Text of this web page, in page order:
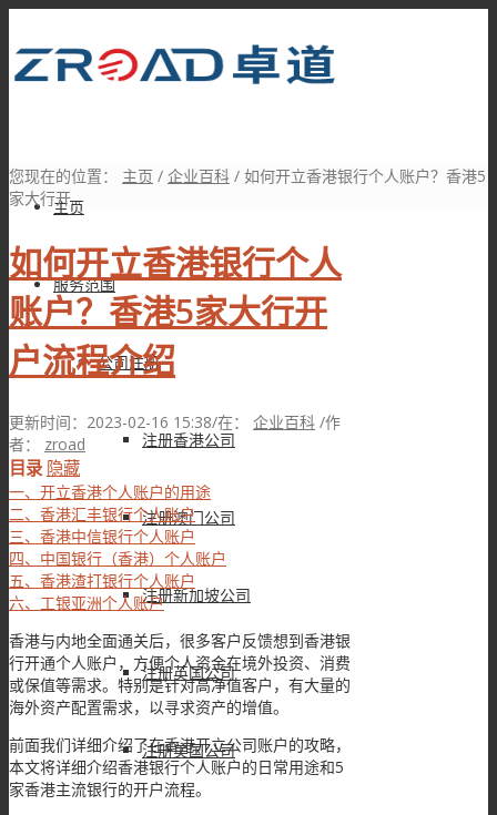
主页
服务范围
公司注册
注册香港公司
注册澳门公司
注册新加坡公司
注册英国公司
注册美国公司
您现在的位置： 主页 / 企业百科 / 如何开立香港银行个人账户？香港5
家大行开...
如何开立香港银行个人
账户？香港5家大行开
户流程介绍
更新时间：2023-02-16 15:38/在： 企业百科 /作
者： zroad
目录 隐藏
一、开立香港个人账户的用途
二、香港汇丰银行个人账户
三、香港中信银行个人账户
四、中国银行（香港）个人账户
五、香港渣打银行个人账户
六、工银亚洲个人账户
香港与内地全面通关后，很多客户反馈想到香港银
行开通个人账户，方便个人资金在境外投资、消费
或保值等需求。特别是针对高净值客户，有大量的
海外资产配置需求，以寻求资产的增值。
前面我们详细介绍了在香港开立公司账户的攻略，
本文将详细介绍香港银行个人账户的日常用途和5
家香港主流银行的开户流程。